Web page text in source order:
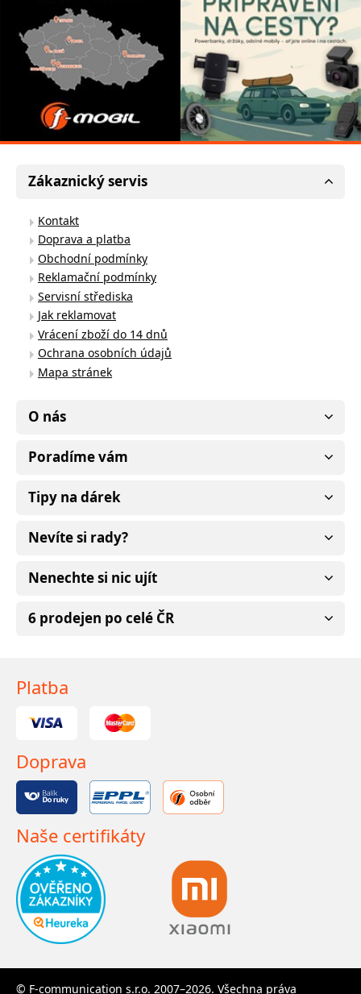
Zákaznický servis
Kontakt
Doprava a platba
Obchodní podmínky
Reklamační podmínky
Servisní střediska
Jak reklamovat
Vrácení zboží do 14 dnů
Ochrana osobních údajů
Mapa stránek
O nás
Poradíme vám
Tipy na dárek
Nevíte si rady?
Nenechte si nic ujít
6 prodejen po celé ČR
Platba
Doprava
Naše certifikáty
© F-communication s.r.o. 2007–2026. Všechna práva